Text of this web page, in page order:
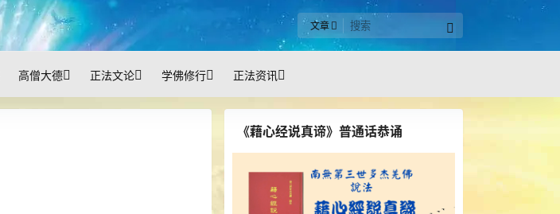
文章
高僧大德 正法文论 学佛修行 正法资讯
《藉心经说真谛》普通话恭诵